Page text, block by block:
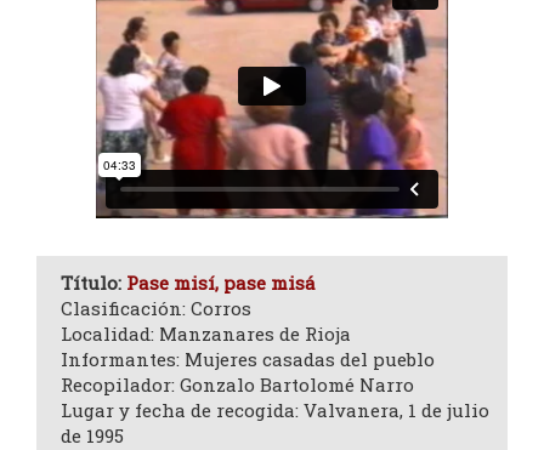
Título: Pase misí, pase misá
Clasificación: Corros
Localidad: Manzanares de Rioja
Informantes: Mujeres casadas del pueblo
Recopilador: Gonzalo Bartolomé Narro
Lugar y fecha de recogida: Valvanera, 1 de julio
de 1995